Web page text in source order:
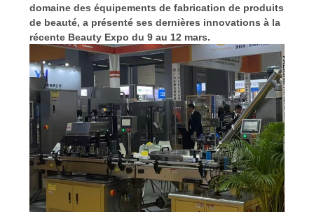
NOUVELLES
DEMANDEZ
DEVIS
PLAN
SITE
domaine des équipements de fabrication de produits
de beauté, a présenté ses dernières innovations à la
récente Beauty Expo du 9 au 12 mars.